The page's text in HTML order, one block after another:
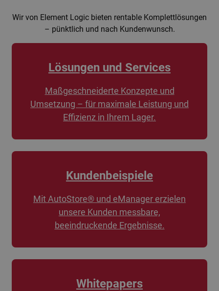
Wir von Element Logic bieten rentable Komplettlösungen
– pünktlich und nach Kundenwunsch.
Lösungen und Services
Maßgeschneiderte Konzepte und
Umsetzung – für maximale Leistung und
Effizienz in Ihrem Lager.
Kundenbeispiele
Mit AutoStore® und eManager erzielen
unsere Kunden messbare,
beeindruckende Ergebnisse.
Whitepapers